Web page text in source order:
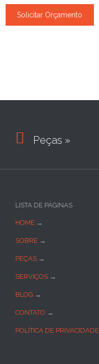
Solicitar Orçamento
 Peças »
LISTA DE PÁGINAS
HOME →
SOBRE →
PEÇAS →
SERVIÇOS →
BLOG →
CONTATO →
POLÍTICA DE PRIVACIDADE